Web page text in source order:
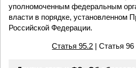
уполномоченным федеральным
власти в порядке, установленном
Российской Федерации.
Статья 95.2 | Статья